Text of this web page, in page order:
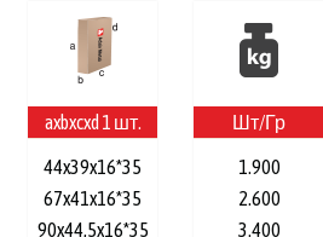
axbxcxd 1 шт.
44x39x16*35
67x41x16*35
90x44,5x16*35
Шт/Гр
1.900
2.600
3.400